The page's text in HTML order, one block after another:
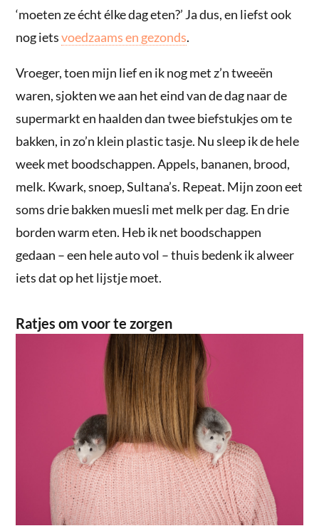
‘moeten ze écht élke dag eten?’ Ja dus, en liefst ook
nog ietsvoedzaams en gezonds.
Vroeger, toen mijn lief en ik nog met z’n tweeën
waren, sjokten we aan het eind van de dag naar de
supermarkt en haalden dan twee biefstukjes om te
bakken, in zo’n klein plastic tasje. Nu sleep ik de hele
week met boodschappen. Appels, bananen, brood,
melk. Kwark, snoep, Sultana’s. Repeat. Mijn zoon eet
soms drie bakken muesli met melk per dag. En drie
borden warm eten. Heb ik net boodschappen
gedaan – een hele auto vol – thuis bedenk ik alweer
iets dat op het lijstje moet.
Ratjes om voor te zorgen